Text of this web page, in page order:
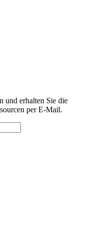
und erhalten Sie die
per E-Mail.